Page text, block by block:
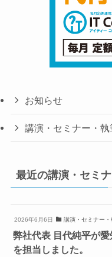
お知らせ
講演・セミナー・執
最近の講演・セミ
2026年6月6日 講演・セミナー
弊社代表 目代純平が
を担当しました。